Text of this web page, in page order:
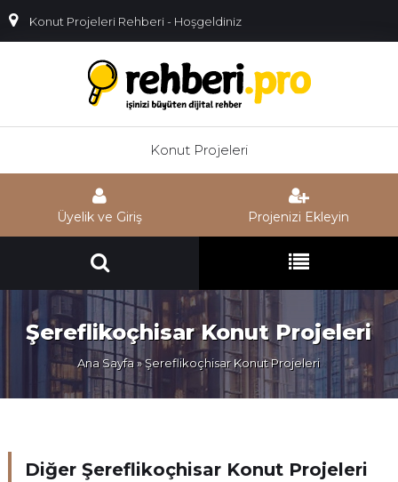
Konut Projeleri Rehberi - Hoşgeldiniz
Konut Projeleri
Üyelik ve Giriş Projenizi Ekleyin
Şereflikoçhisar Konut Projeleri
Ana Sayfa» Şereflikoçhisar Konut Projeleri
Diğer Şereflikoçhisar Konut Projeleri